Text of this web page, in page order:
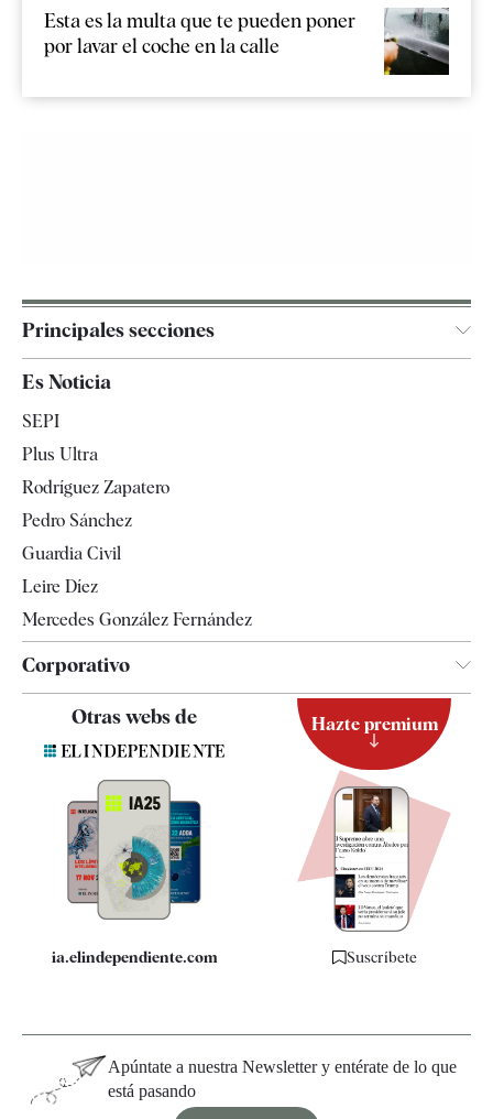
Esta es la multa que te pueden poner
por lavar el coche en la calle
Principales secciones
España
Televisión
Es Noticia
SEPI
Plus Ultra
Rodríguez Zapatero
Pedro Sánchez
Guardia Civil
Leire Díez
Mercedes González Fernández
Corporativo
Contacto
Quiénes somos
Especificaciones
Otras webs de
ia.elindependiente.com
Hazte premium
Suscríbete
Apúntate a nuestra Newsletter y entérate de lo que
está pasando